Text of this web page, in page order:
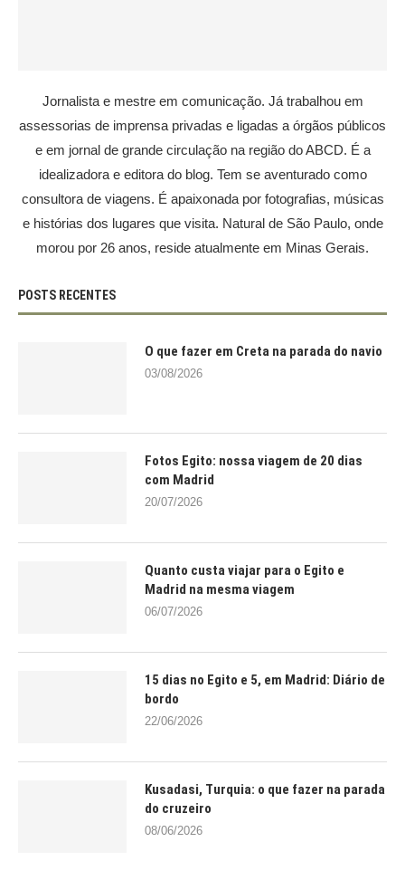
Jornalista e mestre em comunicação. Já trabalhou em
assessorias de imprensa privadas e ligadas a órgãos públicos
e em jornal de grande circulação na região do ABCD. É a
idealizadora e editora do blog. Tem se aventurado como
consultora de viagens. É apaixonada por fotografias, músicas
e histórias dos lugares que visita. Natural de São Paulo, onde
morou por 26 anos, reside atualmente em Minas Gerais.
POSTS RECENTES
O que fazer em Creta na parada do navio
03/08/2026
Fotos Egito: nossa viagem de 20 dias
com Madrid
20/07/2026
Quanto custa viajar para o Egito e
Madrid na mesma viagem
06/07/2026
15 dias no Egito e 5, em Madrid: Diário de
bordo
22/06/2026
Kusadasi, Turquia: o que fazer na parada
do cruzeiro
08/06/2026